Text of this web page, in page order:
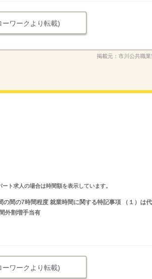
ーワークより転載)
掲載元： 市川公共職
ト求人の場合は時間額を表示しています。
間の7時間程度 就業時間に関する特記事項 （１）は代
外割増手当有
ーワークより転載)